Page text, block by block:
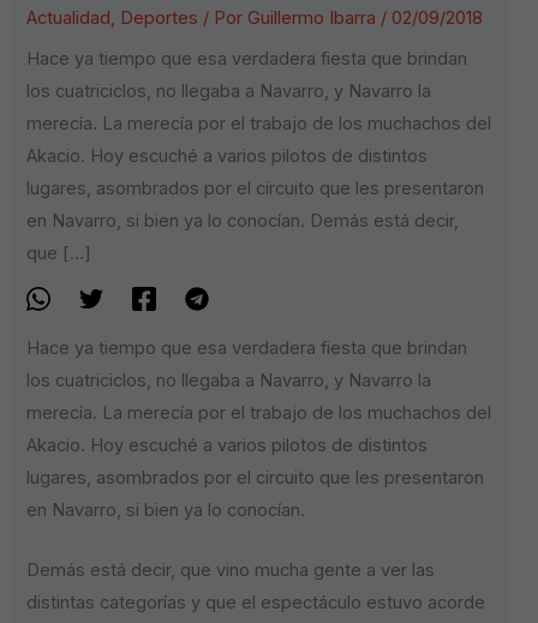
Actualidad, Deportes / Por Guillermo Ibarra / 02/09/2018
Hace ya tiempo que esa verdadera fiesta que brindan
los cuatriciclos, no llegaba a Navarro, y Navarro la
merecía. La merecía por el trabajo de los muchachos del
Akacio. Hoy escuché a varios pilotos de distintos
lugares, asombrados por el circuito que les presentaron
en Navarro, si bien ya lo conocían. Demás está decir,
que […]
Hace ya tiempo que esa verdadera fiesta que brindan
los cuatriciclos, no llegaba a Navarro, y Navarro la
merecía. La merecía por el trabajo de los muchachos del
Akacio. Hoy escuché a varios pilotos de distintos
lugares, asombrados por el circuito que les presentaron
en Navarro, si bien ya lo conocían.
Demás está decir, que vino mucha gente a ver las
distintas categorías y que el espectáculo estuvo acorde